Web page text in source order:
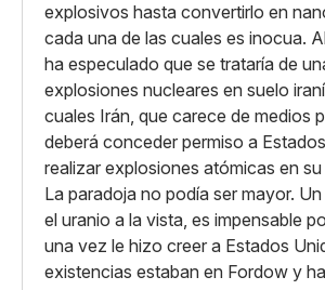
explosivos hasta convertirlo en
cada una de las cuales es inocua.
ha especulado que se trataría de
explosiones nucleares en suelo
cuales Irán, que carece de medios
deberá conceder permiso a
realizar explosiones atómicas en
La paradoja no podía ser mayor.
el uranio a la vista, es impensable
una vez le hizo creer a Estados
existencias estaban en Fordow y